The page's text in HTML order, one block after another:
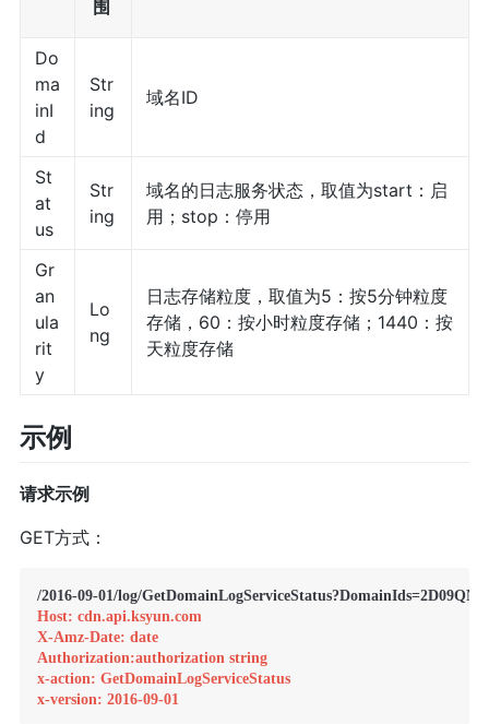
围
Do
ma
inI
d
Str
ing
域名ID
St
at
us
Str
ing
域名的日志服务状态，取值为start：启
用；stop：停用
Gr
an
ula
rit
y
Lo
ng
日志存储粒度，取值为5：按5分钟粒度
存储，60：按小时粒度存储；1440：按
天粒度存储
示例
请求示例
GET方式：
Host: cdn.api.ksyun.com
X-Amz-Date: date
Authorization:authorization string
x-action: GetDomainLogServiceStatus
x-version: 2016-09-01